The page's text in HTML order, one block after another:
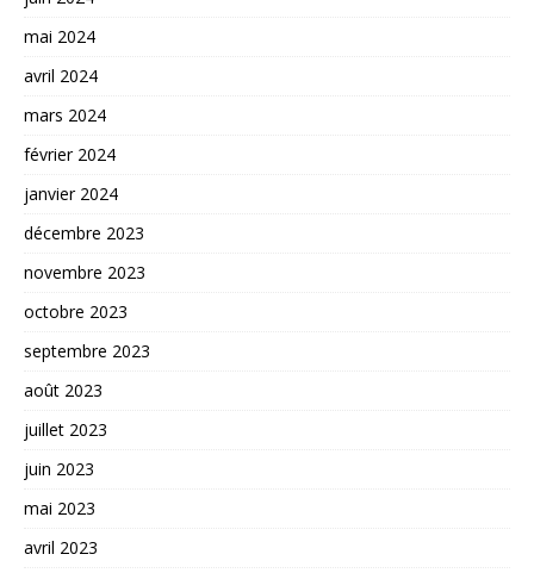
mai 2024
avril 2024
mars 2024
février 2024
janvier 2024
décembre 2023
novembre 2023
octobre 2023
septembre 2023
août 2023
juillet 2023
juin 2023
mai 2023
avril 2023